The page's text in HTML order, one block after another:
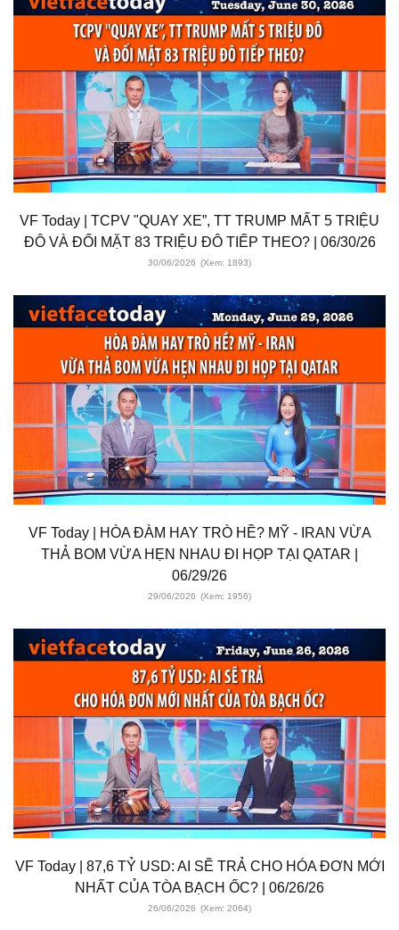
VF Today | TCPV "QUAY XE”, TT TRUMP MẤT 5 TRIỆU
ĐÔ VÀ ĐỐI MẶT 83 TRIỆU ĐÔ TIẾP THEO? | 06/30/26
30/06/2026 (Xem: 1893)
VF Today | HÒA ĐÀM HAY TRÒ HỀ? MỸ - IRAN VỪA
THẢ BOM VỪA HẸN NHAU ĐI HỌP TẠI QATAR |
06/29/26
29/06/2026 (Xem: 1956)
VF Today | 87,6 TỶ USD: AI SẼ TRẢ CHO HÓA ĐƠN MỚI
NHẤT CỦA TÒA BẠCH ỐC? | 06/26/26
26/06/2026 (Xem: 2064)